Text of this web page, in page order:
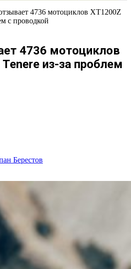
4736 мотоциклов XT1200Z
с проводкой
4736 мотоциклов
из-за проблем
Берестов